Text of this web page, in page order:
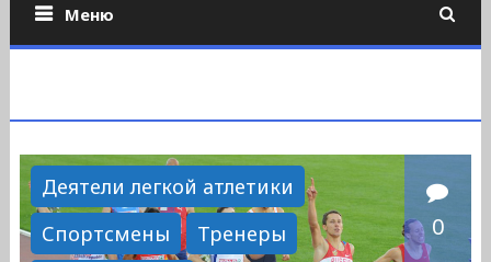
Меню
Деятели легкой атлетики
Спортсмены
Тренеры
0